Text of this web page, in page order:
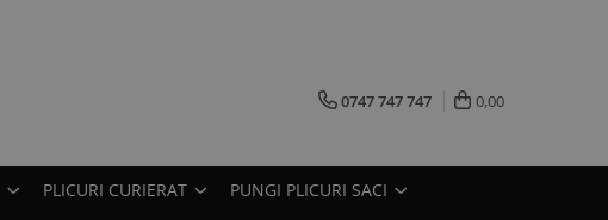
0747 747 747 0,00
PLICURI CURIERAT PUNGI PLICURI SACI